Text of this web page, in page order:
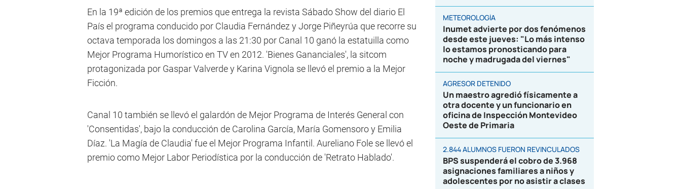
En la 19ª edición de los premios que entrega la revista Sábado Show del diario El
País el programa conducido por Claudia Fernández y Jorge Piñeyrúa que recorre su
octava temporada los domingos a las 21:30 por Canal 10 ganó la estatuilla como
Mejor Programa Humorístico en TV en 2012. 'Bienes Gananciales', la sitcom
protagonizada por Gaspar Valverde y Karina Vignola se llevó el premio a la Mejor
Ficción.
Canal 10 también se llevó el galardón de Mejor Programa de Interés General con
'Consentidas', bajo la conducción de Carolina García, María Gomensoro y Emilia
Díaz. 'La Magía de Claudia' fue el Mejor Programa Infantil. Aureliano Fole se llevó el
premio como Mejor Labor Periodística por la conducción de 'Retrato Hablado'.
METEOROLOGÍA
Inumet advierte por dos fenómenos
desde este jueves: "Lo más intenso
lo estamos pronosticando para
noche y madrugada del viernes"
AGRESOR DETENIDO
Un maestro agredió físicamente a
otra docente y un funcionario en
oficina de Inspección Montevideo
Oeste de Primaria
2.844 ALUMNOS FUERON REVINCULADOS
BPS suspenderá el cobro de 3.968
asignaciones familiares a niños y
adolescentes por no asistir a clases